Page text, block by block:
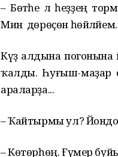
– Бөтәһе лә һеҙҙең
Мин дөрөҫөн һөйләйем.
Күҙ алдына погонына
ҡалды. Һуғыш-маҙар
араларҙа...
– Ҡайтырмы ул?
– Көтөрһөң. Ғүмер